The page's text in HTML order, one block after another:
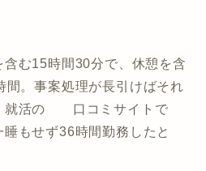
む15時間30分で、休憩を含
。事案処理が長引けばそれ
就活の 口コミサイトで
もせず36時間勤務したと